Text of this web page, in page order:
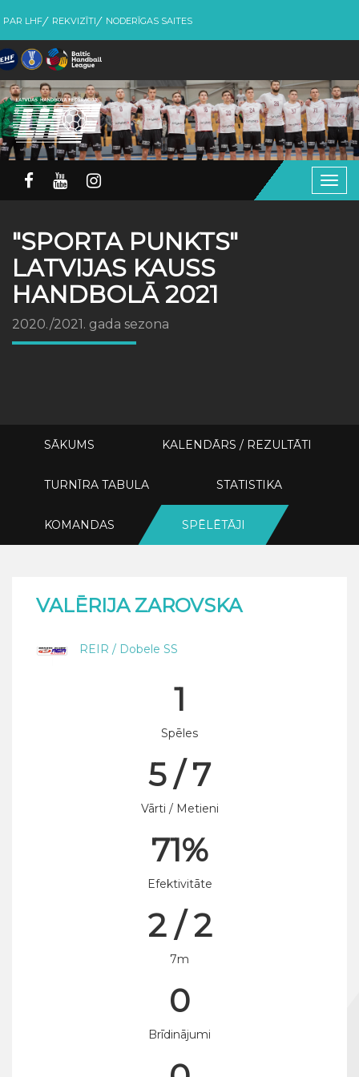
PAR LHF REKVIZĪTI NODERĪGAS SAITES
"SPORTA PUNKTS"
LATVIJAS KAUSS
HANDBOLĀ 2021
2020./2021. gada sezona
SĀKUMS KALENDĀRS / REZULTĀTI
TURNĪRA TABULA STATISTIKA
KOMANDAS SPĒLĒTĀJI
VALĒRIJA ZAROVSKA
REIR / Dobele SS
1
Spēles
5 / 7
Vārti / Metieni
71%
Efektivitāte
2 / 2
7m
0
Brīdinājumi